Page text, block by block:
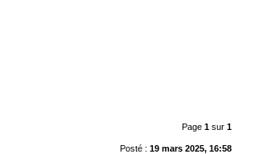
Page 1sur 1
Posté : 19 mars 2025, 16:58